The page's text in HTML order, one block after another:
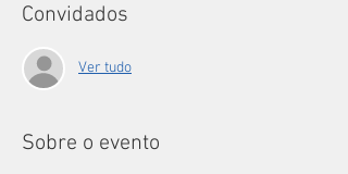
Convidados
Ver tudo
Sobre o evento